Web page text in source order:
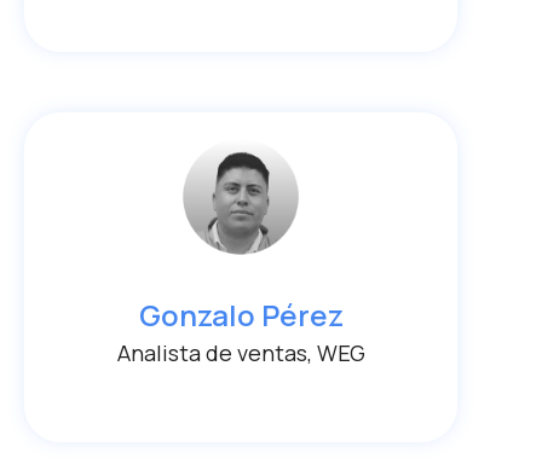
Gonzalo Pérez
Analista de ventas, WEG